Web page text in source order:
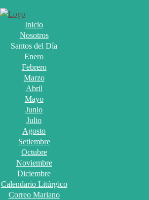
Inicio
Nosotros
Santos del Día
Enero
Febrero
Marzo
Abril
Mayo
Junio
Julio
Agosto
Setiembre
Octubre
Noviembre
Diciembre
Calendario Litúrgico
Correo Mariano